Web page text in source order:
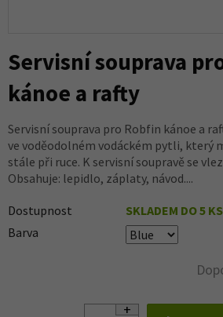
Servisní souprava
kánoe a rafty
Servisní souprava pro Robfin kánoe a
ve voděodolném vodáckém pytli, který
stále při ruce. K servisní soupravě se
Obsahuje: lepidlo, záplaty, návod....
Dostupnost
SKLADEM DO 5 KS
Barva